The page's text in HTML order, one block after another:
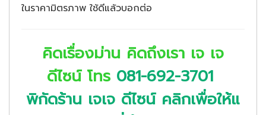
ในราคามิตรภาพ ใช้ดีแล้วบอกต่อ
คิดเรื่องม่าน คิดถึงเรา เจ เจ
ดีไซน์ โทร 081-692-3701
พิกัดร้าน เจเจ ดีไซน์ คลิกเพื่อให้แ